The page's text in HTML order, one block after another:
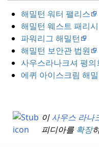
해밀턴 워터 팰리스
해밀턴 웨스트 패리
파워리그 해밀턴
해밀턴 보안관 법원
사우스라나크셔 평의
에퀴 아이스크림 해
이사우스 라나
피디아를 확장